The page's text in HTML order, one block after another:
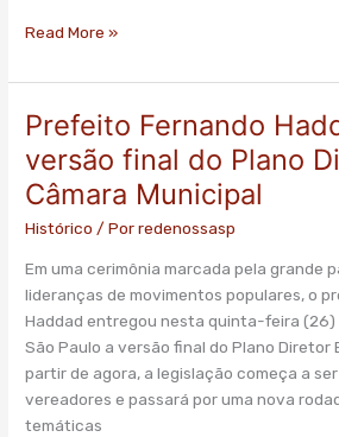
S.Paulo
Read More »
Prefeito Fernando
versão final do Plano
Câmara Municipal
Histórico / Porredenossasp
Em uma cerimônia marcada pela grande
lideranças de movimentos populares, o
Haddad entregou nesta quinta-feira (26)
São Paulo a versão final do Plano Diretor
partir de agora, a legislação começa a
vereadores e passará por uma nova
temáticas
Prefeito
Fernando
Haddad
entrega
versão
do
Plano
Diretor
à
Câmara
Municipal